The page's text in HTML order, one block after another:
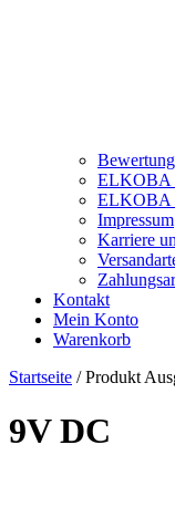
ELKOBA
ELKOBA
Impressum
Karriere
Kontakt
Mein Konto
Warenkorb
Startseite / Produkt
9V DC